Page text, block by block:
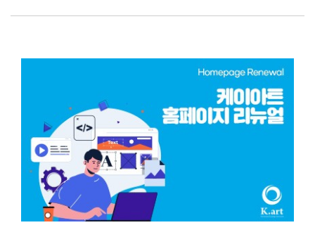
비 : 2022 국제 중·고등학생미술공모전 금상 수상자 : 300,000원 2020,
2021 중·고등학생미술공모전 금상 수상자 : 500,000원 2020~2022 국제
중·고등학생미술공모전 은상 수상자 : 1,100,000원 2020~2022 국제 중·
학생미술공모전 특선 입상 수상자 : 1,200,000원 ⊙ 주 최 : 케이아트국제
한,일 참여 학생들은 미술이라는 언어로 소통 강화와 문화 예술 발전을 도
모함은 물론 국가 간의 상호 교류를 통하여 긍정적 에너지를 발생시켜 올
바른 국가 가치관 정립 일본 미술 작가와의 만남과 강의, 미술관, 박물관
견학을 통해 일본 문화 예술를 직접 느끼며 자신의 꿈과 이상을 그려보고
미래 지향적 설계하며 국제적 문화 예술 감성을 이끌어 내는 계기 미래시
대의 주역인 청소년들의 글로벌 안목 배양을 통한 글로벌 인재 육성 참가
를 원하시는 분들은 아래의 첨부파일 개최안이 포함된 참가신청서를 다운
로드 후 신청서와 동의서를 작성하시어 본회 이메일(k-art@naver.com)
로 보내주시면 됩니다. 또한 참가 신청에 어려움이 있으시거나 문의를 원